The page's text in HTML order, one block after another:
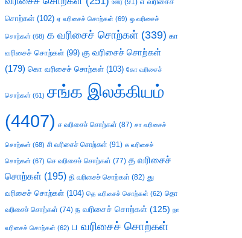
ஊர் (91)
சொற்கள் (102) ஏ வரிசைச் சொற்கள் (69) ஒ வரிசைச்
சொற்கள் (68) க வரிசைச் சொற்கள் (339) கா
வரிசைச் சொற்கள் (99) கு வரிசைச் சொற்கள்
(179) கொ வரிசைச் சொற்கள் (103) கோ வரிசைச்
சொற்கள் (61) சங்க இலக்கியம்
(4407) ச வரிசைச் சொற்கள் (87) சா வரிசைச்
சொற்கள் (68) சி வரிசைச் சொற்கள் (91) சு வரிசைச்
சொற்கள் (67) செ வரிசைச் சொற்கள் (77) த வரிசைச்
சொற்கள் (195) தி வரிசைச் சொற்கள் (82) து
வரிசைச் சொற்கள் (104) தெ வரிசைச் சொற்கள் (62) தொ
வரிசைச் சொற்கள் (74) ந வரிசைச் சொற்கள் (125) நா
வரிசைச் சொற்கள் (62) ப வரிசைச் சொற்கள்